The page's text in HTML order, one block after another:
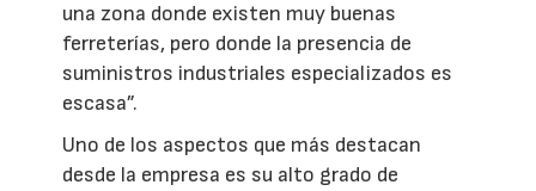
una zona donde existen muy buenas
ferreterías, pero donde la presencia de
suministros industriales especializados es
escasa”.
Uno de los aspectos que más destacan
desde la empresa es su alto grado de